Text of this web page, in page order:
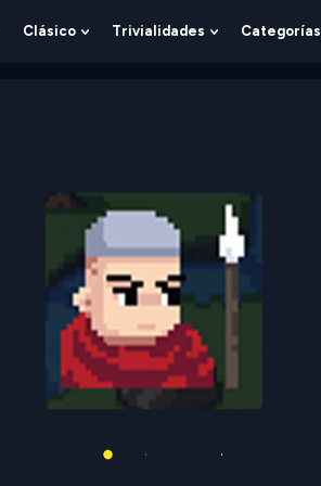
Show
Clásico
Show
Trivialidades
Show
Categorías